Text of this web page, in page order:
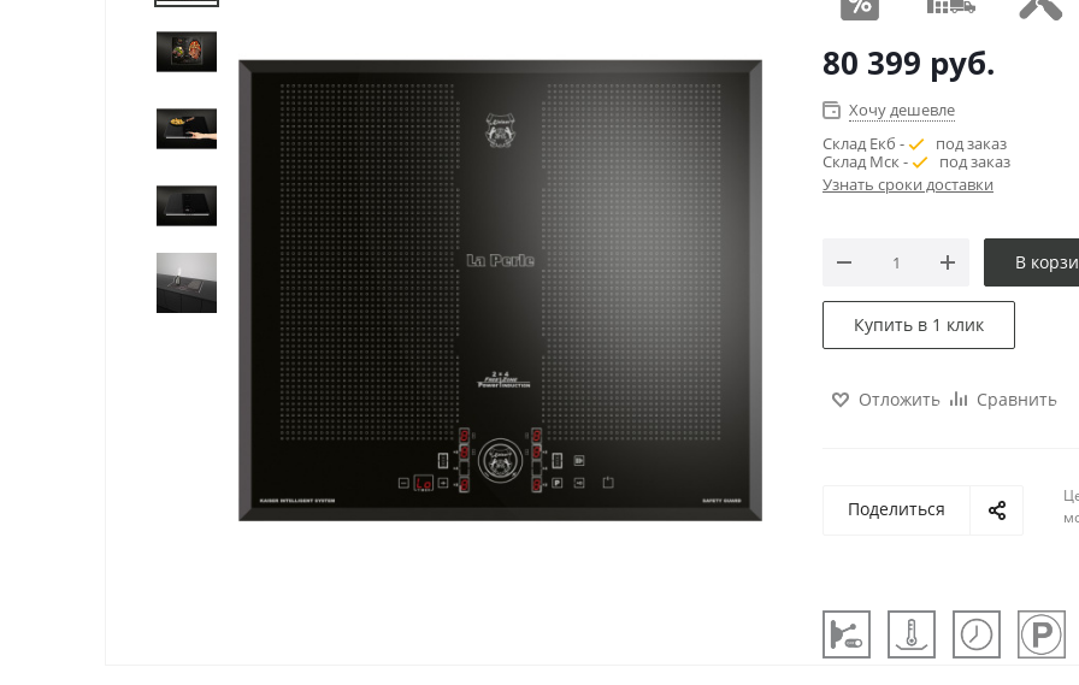
80 399 руб.
Хочу дешевле
Склад Екб -
под заказ
Склад Мск -
под заказ
Узнать сроки доставки
В
Купить в 1 клик
Отложить Сравнить
Поделиться